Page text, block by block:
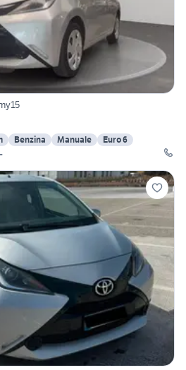
Benzina Manuale
Euro 6